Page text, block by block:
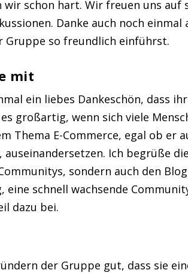
schon hart. Wir freuen uns auf
Danke auch noch einmal
Gruppe so freundlich einführst.
mit
ein liebes Dankeschön, dass
großartig, wenn sich viele
Thema E-Commerce, egal ob er
Ich begrüße
sondern auch den
eine schnell wachsende
dazu bei.
der Gruppe gut, dass sie